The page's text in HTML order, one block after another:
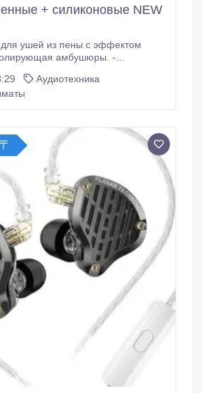
+ силиконовые NEW
ушей из пены с эффектом
структуры слухового прохода и
BEE
внешние шумовые помехи,
музыкой без
уровня громкости.
Аудиотехника